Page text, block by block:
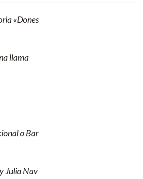
«Dones
llama
o Bar
Julia Nav